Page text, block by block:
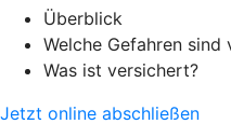
Überblick
Welche Gefahren sind
Was ist versichert?
Jetzt online abschließen